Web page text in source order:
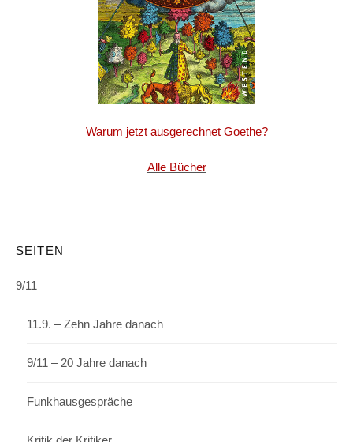
Warum jetzt ausgerechnet Goethe?
Alle Bücher
SEITEN
9/11
11.9. – Zehn Jahre danach
9/11 – 20 Jahre danach
Funkhausgespräche